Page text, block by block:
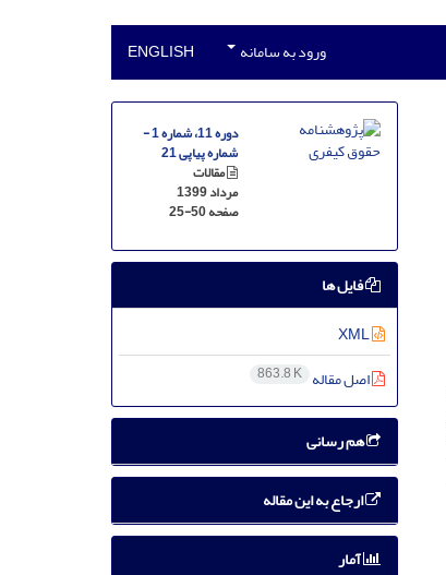
ورود به سامانه ENGLISH
دوره 11، شماره 1 -
شماره پیاپی 21
مقالات
مرداد 1399
صفحه25-50
فایل ها
XML
اصل مقاله 863.8 K
هم رسانی
ارجاع به این مقاله
آمار